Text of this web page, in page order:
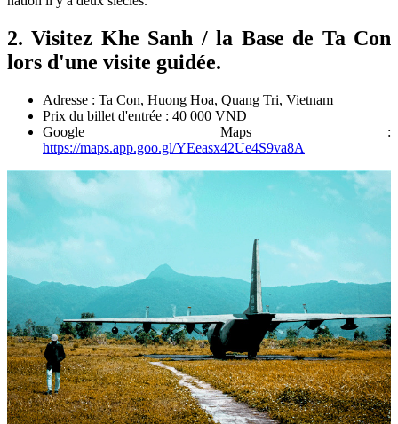
2. Visitez Khe Sanh / la Base de Ta Con
lors d'une visite guidée.
Adresse : Ta Con, Huong Hoa, Quang Tri, Vietnam
Prix du billet d'entrée : 40 000 VND
Google Maps :
https://maps.app.goo.gl/YEeasx42Ue4S9va8A